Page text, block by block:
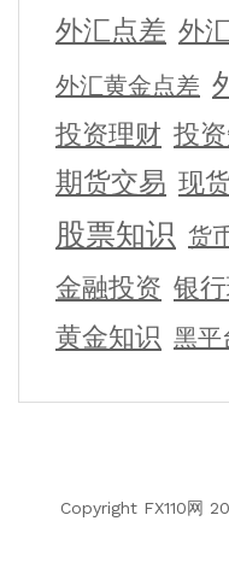
外汇点差 外
外汇黄金点差
投资理财 投
期货交易 现
股票知识 货
金融投资 银
黄金知识 黑平
Copyright FX110网